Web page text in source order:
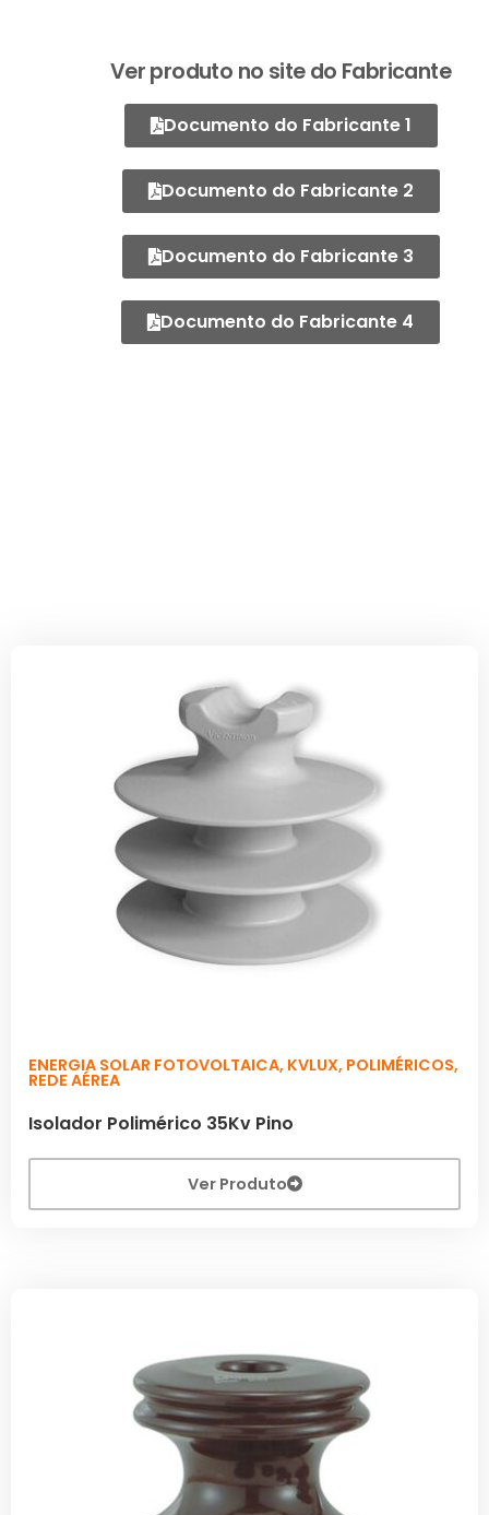
Ver produto no site do Fabricante
Documento do Fabricante 1
Documento do Fabricante 2
Documento do Fabricante 3
Documento do Fabricante 4
ENERGIA SOLAR FOTOVOLTAICA, KVLUX, POLIMÉRICOS,
REDE AÉREA
Isolador Polimérico 35Kv Pino
Ver Produto